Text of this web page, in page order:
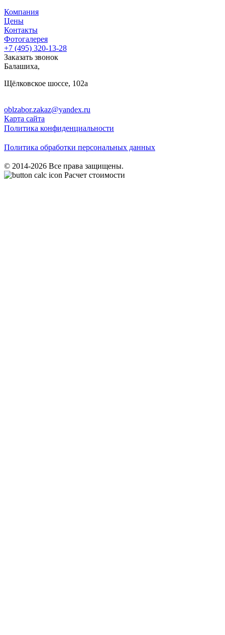
Компания
Цены
Контакты
Фотогалерея
+7 (495) 320-13-28
Заказать звонок
Балашиха,
Щёлковское шоссе, 102а
oblzabor.zakaz@yandex.ru
Карта сайта
Политика конфиденциальности
Политика обработки персональных данных
© 2014-2026 Все права защищены.
Расчет стоимости